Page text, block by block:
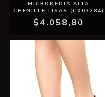
MICROMEDIA ALTA
CHENILLE LISAS (CO03284)
$4.058,80